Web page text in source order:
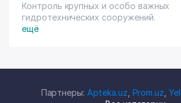
Контроль крупных и особо важных
гидротехнических сооружений.
ещё
Партнеры: Apteka.uz Prom.uz ,